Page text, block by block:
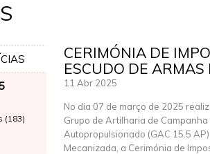
(183)
CERIMÓNIA DE
ESCUDO DE
11 Abr 2025
No dia 07 de março de 2025
Grupo de Artilharia de Campanha
Autopropulsionado (GAC 15.5
Mecanizada, a Cerimónia de